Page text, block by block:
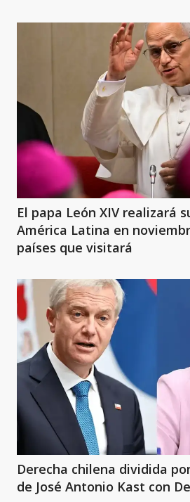
El papa León XIV realizará
América Latina en
países que visitará
Derecha chilena dividida
de José Antonio Kast con